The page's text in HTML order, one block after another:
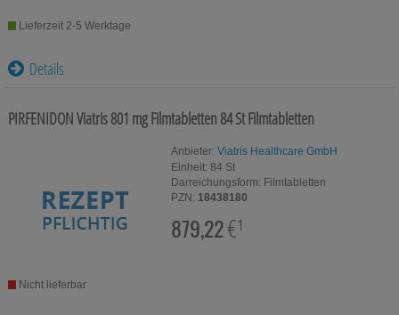
Für Kinder
Für Ihn
Für Sie
Homöopathie, Schüsslersalze & Bachblüten Original
Raucherentwöhnung
Lieferzeit 2-5 Werktage
Details
PIRFENIDON Viatris 801 mg Filmtabletten84 StFilmtabletten
Anbieter: Viatris Healthcare GmbH
Einheit: 84 St
Darreichungsform: Filmtabletten
PZN: 18438180
879,22€¹
Nicht lieferbar